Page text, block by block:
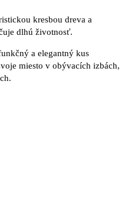
kresbou dreva a
dlhú životnosť.
a elegantný kus
miesto v obývacích izbách,